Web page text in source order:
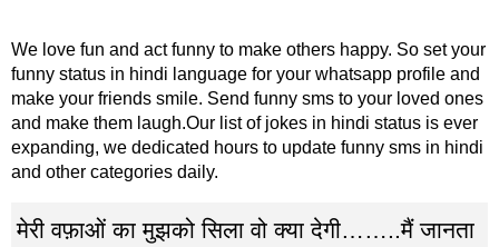
We love fun and act funny to make others happy. So set your
funny status in hindi language for your whatsapp profile and
make your friends smile. Send funny sms to your loved ones
and make them laugh.Our list of jokes in hindi status is ever
expanding, we dedicated hours to update funny sms in hindi
and other categories daily.
मेरी वफ़ाओं का मुझको सिला वो क्या देगी……..मैं जानता